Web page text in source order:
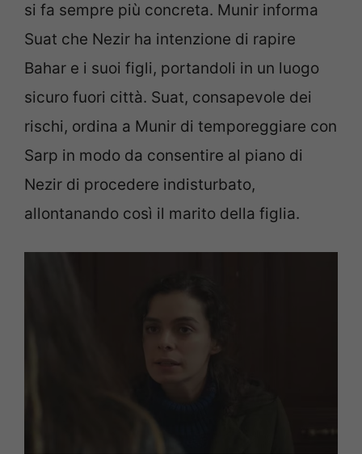
si fa sempre più concreta. Munir informa
Suat che Nezir ha intenzione di rapire
Bahar e i suoi figli, portandoli in un luogo
sicuro fuori città. Suat, consapevole dei
rischi, ordina a Munir di temporeggiare con
Sarp in modo da consentire al piano di
Nezir di procedere indisturbato,
allontanando così il marito della figlia.